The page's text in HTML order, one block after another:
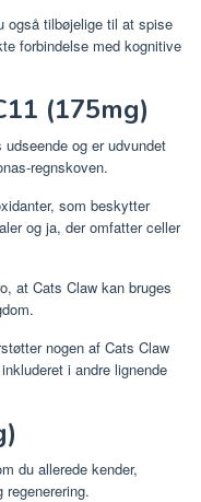
tilbøjelige til at spise
forbindelse med kognitive
(175mg)
og er udvundet
regnskoven.
som beskytter
og ja, der omfatter celler
at Cats Claw kan bruges
nogen af ​​Cats Claw
i andre lignende
du allerede kender,